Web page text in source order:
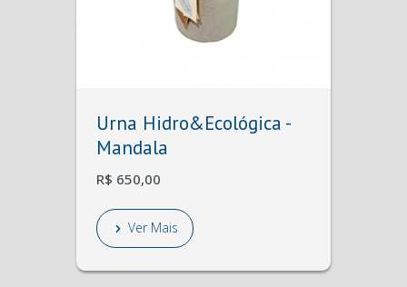
Urna Hidro&Ecológica -
Mandala
R$ 650,00
Ver Mais